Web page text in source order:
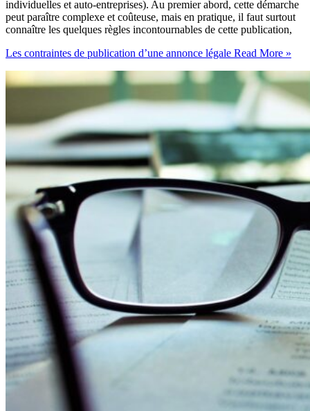
individuelles et auto-entreprises). Au premier abord, cette démarche
peut paraître complexe et coûteuse, mais en pratique, il faut surtout
connaître les quelques règles incontournables de cette publication,
Les contraintes de publication d’une annonce légale Read More »